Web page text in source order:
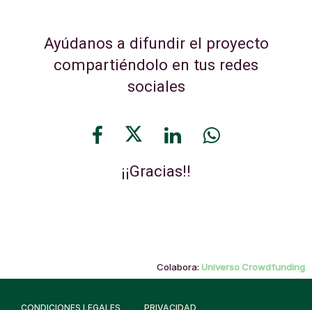
Ayúdanos a difundir el proyecto
compartiéndolo en tus redes
sociales
¡¡Gracias!!
Colabora: Universo Crowdfunding
CONDICIONES LEGALES PRIVACIDAD